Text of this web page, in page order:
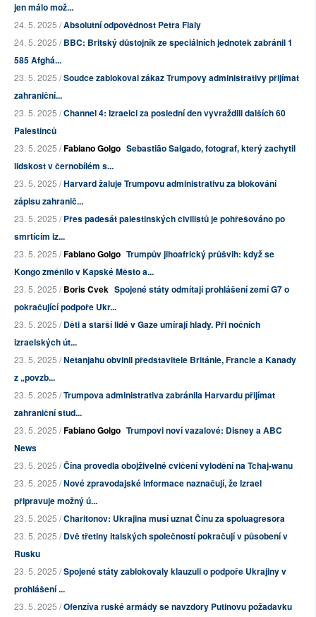
jen málo mož...
24. 5. 2025 /Absolutní odpovědnost Petra Fialy
24. 5. 2025 /BBC: Britský důstojník ze speciálních jednotek zabránil 1
585 Afghá...
23. 5. 2025 /Soudce zablokoval zákaz Trumpovy administrativy přijímat
zahraniční...
23. 5. 2025 /Channel 4: Izraelci za poslední den vyvraždili dalších 60
Palestinců
23. 5. 2025 /Fabiano Golgo Sebastião Salgado, fotograf, který zachytil
lidskost v černobílém s...
23. 5. 2025 /Harvard žaluje Trumpovu administrativu za blokování
zápisu zahranič...
23. 5. 2025 /Přes padesát palestinských civilistů je pohřešováno po
smrtícím iz...
23. 5. 2025 /Fabiano Golgo Trumpův jihoafrický průšvih: když se
Kongo změnilo v Kapské Město a...
23. 5. 2025 /Boris Cvek Spojené státy odmítají prohlášení zemí G7 o
pokračující podpoře Ukr...
23. 5. 2025 /Děti a starší lidé v Gaze umírají hlady. Při nočních
izraelských út...
23. 5. 2025 /Netanjahu obvinil představitele Británie, Francie a Kanady
z „povzb...
23. 5. 2025 /Trumpova administrativa zabránila Harvardu přijímat
zahraniční stud...
23. 5. 2025 /Fabiano Golgo Trumpovi noví vazalové: Disney a ABC
News
23. 5. 2025 /Čína provedla obojživelné cvičení vylodění na Tchaj-wanu
23. 5. 2025 /Nové zpravodajské informace naznačují, že Izrael
připravuje možný ú...
23. 5. 2025 /Charitonov: Ukrajina musí uznat Čínu za spoluagresora
23. 5. 2025 /Dvě třetiny italských společností pokračují v působení v
Rusku
23. 5. 2025 /Spojené státy zablokovaly klauzuli o podpoře Ukrajiny v
prohlášení ...
23. 5. 2025 /Ofenzíva ruské armády se navzdory Putinovu požadavku